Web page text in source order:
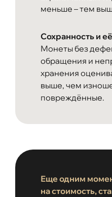
меньше – тем
Сохранность и
Монеты без
обращения и
хранения
выше, чем
повреждённые.
Еще одним
на стоимость,